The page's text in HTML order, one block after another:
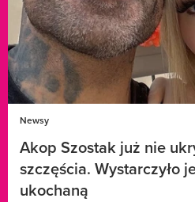
Newsy
Akop Szostak już nie
szczęścia. Wystarczyło
ukochaną